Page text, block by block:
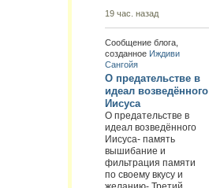
19 час. назад
Сообщение блога,
созданное Иждиви
Сангойя
О предательстве в
идеал возведённого
Иисуса
О предательстве в
идеал возведённого
Иисуса- память
вышибание и
фильтрация памяти
по своему вкусу и